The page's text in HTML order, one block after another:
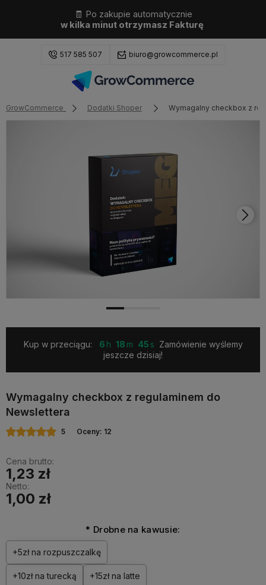
🧾 Po zakupie automatycznie
w kilka minut otrzymasz Fakturę
517 585 507 biuro@growcommerce.pl
Zaloguj się
Wybierz coś dla siebie z naszej aktualnej oferty lub
zaloguj się, aby przywrócić dodane produkty do listy
z poprzedniej sesji.
GrowCommerce Dodatki Shoper Wymagalny checkbox z
Kup w przeciągu: 6 18 45
Zamówienie wyślemy
jeszcze dzisiaj!
Wymagalny checkbox z regulaminem do
Newslettera
5 Oceny: 12
Cena brutto:
1,23 zł
Netto:
1,00 zł
* Drobne na kawusie:
+5zł na rozpuszczalkę
+10zł na turecką +15zł na latte